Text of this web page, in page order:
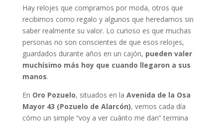
Hay relojes que compramos por moda, otros que
recibimos como regalo y algunos que heredamos sin
saber realmente su valor. Lo curioso es que muchas
personas no son conscientes de que esos relojes,
guardados durante años en un cajón, pueden valer
muchísimo más hoy que cuando llegaron a sus
manos.
En Oro Pozuelo, situados en la Avenida de la Osa
Mayor 43 (Pozuelo de Alarcón), vemos cada día
cómo un simple “voy a ver cuánto me dan” termina